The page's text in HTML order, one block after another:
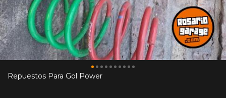
Repuestos Para Gol Power